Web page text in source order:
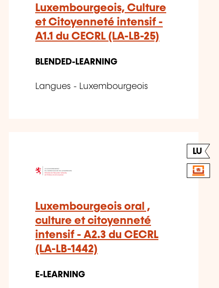
Luxembourgeois, Culture
et Citoyenneté intensif -
A1.1 du CECRL (LA-LB-25)
BLENDED-LEARNING
Langues - Luxembourgeois
LU
Luxembourgeois oral ,
culture et citoyenneté
intensif - A2.3 du CECRL
(LA-LB-1442)
E-LEARNING